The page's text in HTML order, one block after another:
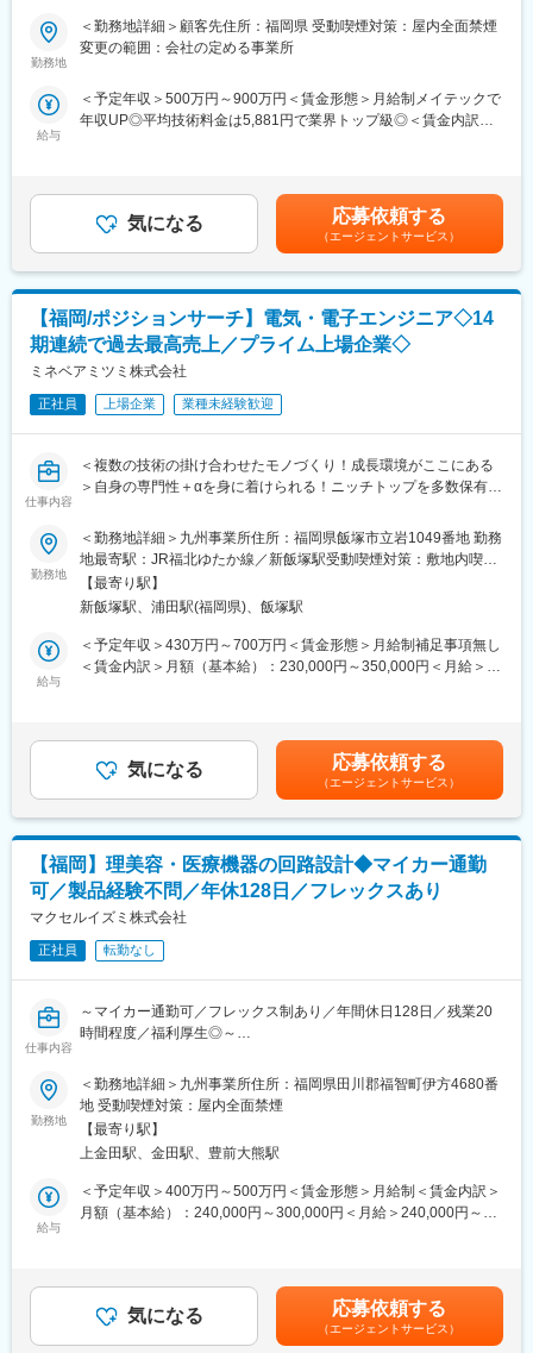
◎配属先メーカーの現場新入社員OJT・技術指導を担うほどの技
術力への圧倒的信頼
■主要取引先TOP10(2025年3月期)／敬称略
テク、本田技研工業株式会社、株式会社デンソーテン、株式会社
SUBARU、ヤマハ発動機株式会社、トヨタ自動車株式会社等取引
先4,000社（グループ計）
変更の範囲：会社の定める業務
■業務内容：
・現行機の部品調査・代替品検討、回路設計、基板作製、部品手
【開発環境】
・回路CAD（CR-8001／OrCAD等）、基板設計ツール
■得られる経験：
◇「一貫体制」でスキルアップ
調査から設計、評価まで幅広く携われるため、特定工程に留まら
ない深い知見が身につきます。
＜魅力＞
◎エンジニアとしての市場価値向上が年収に直結する評価制度
（年収1000万円越えの現役エンジニアも在籍）
◎年間1040回のエンジニア主催技術勉強会で圧倒的成長環境
◎最先端の技術情報を知る担当営業とともに身に着けるべき技術
や経験すべき業界を考え、キャリアを形成できる戦略的ローテー
◎配属先メーカーの現場新入社員OJT・技術指導を担うほどの技
術力への圧倒的信頼
◎技術単価平均5881円のハイレベルなPJTを担当可能
◎上流工程PJTが約90%
■主要取引先TOP10(2025年3月期)／敬称略
株式会社デンソー、三菱重工業株式会社、ソニーセミコンダクタ
先4,000社（グループ計）
変更の範囲：会社の定める業務
勤務地
＜勤務地詳細＞顧客先住所：福岡県 受動喫煙対策：屋内全面禁煙
変更の範囲：会社の定める事業所
給与
＜予定年収＞500万円～900万円＜賃金形態＞月給制メイテックで
年収UP◎平均技術料金は5,881円で業界トップ級◎＜賃金内訳＞
て上下する可能性があります。月給(月額)は固定手当を含めた表記
です。 気になる 応募依頼する
（エージェントサービス）
【福岡/ポジションサーチ】電気・電子エンジニア◇14
期連続で過去最高売上／プライム上場企業◇
ミネベアミツミ株式会社
正社員 上場企業 業種未経験歓迎
仕事内容
＜複数の技術の掛け合わせたモノづくり！成長環境がここにある
＞自身の専門性＋αを身に着けられる！ニッチトップを多数保有◎
▼同社の特徴はこちらです
□10のコア技術を融合し新たな事業機会を創出
□開発と生産の内製化に強み！高水準の品質・技術
□WLBも大切に◎有給取得率80%程／残業月平均20h程
□自社製品×自社技術の【相合】を強みに新製品開発
□グローバルな活躍も叶う！アジア、北南米、欧州と世界中に拠点
務）をマッチングさせて頂きます。
詳細については面接等の選考を通じてお伝えしていきます。尚、
ご経験に応じて幅広い部門で選考させて頂きます。
・ACアダプターや電池充電器などの電源回路設計業務
・スマートフォン等に使用される超小型スイッチの設計開発業務
・各製品の生産技術業務（ライン構想・工程設計・設備導入・治
具設計・工程改善 等）
※中国・フィリピン・マレーシアといった海外拠点への出張（1週
間～2か月程度）・出向（3～5年程度）の可能性があります。グ
ローバルに活躍するエンジニアとしてのキャリア構築が可能で
◆九州事業所について：
約5割と高く、新卒／中途関係無く、ご活躍いただける風土が広が
っています。
◆ミネベアミツミの魅力：
去最高の売上高の総合精密部品メーカー
・総合精密部品メーカーとしての技術力：ものづくりの核となる
創出・進化。世界最小・最薄を可能にする技術力を保有。
・離職率2.5％で働きやすい環境。年次有給休暇取得率81%。ライ
フサポート休暇や育休産休・介護休暇、育児短時間勤務（小学校6
勤務地
＜勤務地詳細＞九州事業所住所：福岡県飯塚市立岩1049番地 勤務
地最寄駅：JR福北ゆたか線／新飯塚駅受動喫煙対策：敷地内喫煙
可能場所あり
【最寄り駅】
新飯塚駅、浦田駅(福岡県)、飯塚駅
給与
＜予定年収＞430万円～700万円＜賃金形態＞月給制補足事項無し
＜賃金内訳＞月額（基本給）：230,000円～350,000円＜月給＞
回（6月、12月）※直近実績計6ヶ月分以上（業績連動方式）賃金
はあくまでも目安の金額であり、選考を通じて上下する可能性が
あります。月給(月額)は固定手当を含めた表記です。
気になる 応募依頼する
（エージェントサービス）
【福岡】理美容・医療機器の回路設計◆マイカー通勤
可／製品経験不問／年休128日／フレックスあり
マクセルイズミ株式会社
正社員 転勤なし
仕事内容
～マイカー通勤可／フレックス制あり／年間休日128日／残業20
時間程度／福利厚生◎～
■業務概要：
OEMでの家電製品（理美容／健康機器）、医療機器の新製品開発
および現行製品の仕様変更に伴う回路設計、性能評価業務をお任
せします。
■業務詳細：
・製品要求仕様から製品実現のための回路構想、設計（ブロック
・量産化における図面製作、治工具要求仕様製作
勤務地
＜勤務地詳細＞九州事業所住所：福岡県田川郡福智町伊方4680番
地 受動喫煙対策：屋内全面禁煙
【最寄り駅】
上金田駅、金田駅、豊前大熊駅
給与
＜予定年収＞400万円～500万円＜賃金形態＞月給制＜賃金内訳＞
月額（基本給）：240,000円～300,000円＜月給＞240,000円～
選考を通じて上下する可能性があります。月給(月額)は固定手当を
含めた表記です。
気になる 応募依頼する
（エージェントサービス）